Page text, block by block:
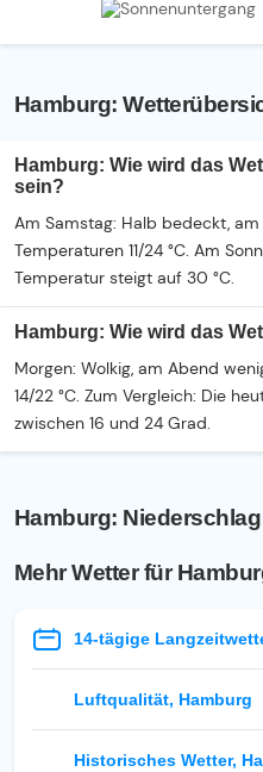
Hamburg:
Hamburg: Wie wird das
sein?
Am Samstag: Halb bedeckt,
Temperaturen 11/24 °C. Am
Temperatur steigt auf 30 °C.
Hamburg: Wie wird das
Morgen: Wolkig, am Abend
14/22 °C. Zum Vergleich: Die
zwischen 16 und 24 Grad.
Hamburg:
Mehr Wetter für
14-tägige
Luftqualität, Hamburg
Historisches Wetter,